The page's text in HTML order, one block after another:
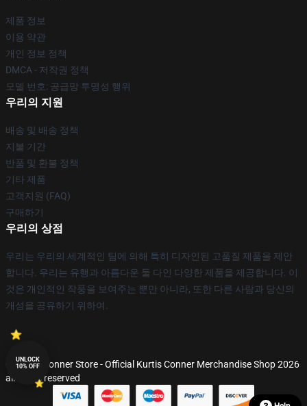
제품 정보
이용 약관
개인 정보 정책
DMCA - 저작권 정책
모델 번호: 공급망 투명성 행위
우리의 지원
배송 및 배송 정책
지불 기간
반품 및 환불 정책
기타 제품
고객지원 (FAQ)
구매하기
우리의 상점
우리는 우리의 세계적인 팀에 의해 특히 디자인된 고품질 제품을 제안
합니다. 우리는 유행과 아름다운 둘 다인 다양한 제품을 제공합니다. 이
것은 개인적인 작풍을 보여주는 뿐만 아니라, 또한 다른 사람과 당신의
개성을 공유하기 위하여.
© Kurtis Conner Store - Official Kurtis Conner Merchandise Shop 2026
all rights reserved
UNLOCK
10% OFF